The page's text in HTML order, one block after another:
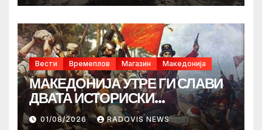
Вести Времеплов Магазин Македонија
МАКЕДОНИЈА УТРЕ ГИ СЛАВИ
ДВАТА ИСТОРИСКИ
ИЛИНДЕНА!
01/08/2026 RADOVIS NEWS